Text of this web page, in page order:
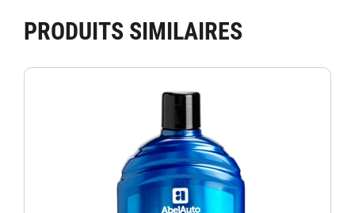
PRODUITS SIMILAIRES